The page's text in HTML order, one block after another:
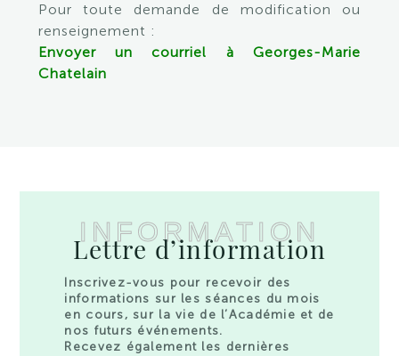
Pour toute demande de modification ou
renseignement :
Envoyer un courriel à Georges-Marie
Chatelain
INFORMATION
Lettre d’information
Inscrivez-vous pour recevoir des
informations sur les séances du mois
en cours, sur la vie de l’Académie et de
nos futurs événements.
Recevez également les dernières